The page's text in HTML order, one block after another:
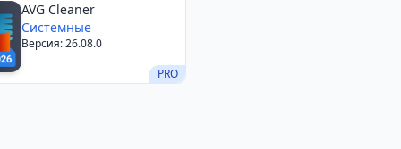
PRO
AVG Cleaner
Системные
Версия: 26.08.0